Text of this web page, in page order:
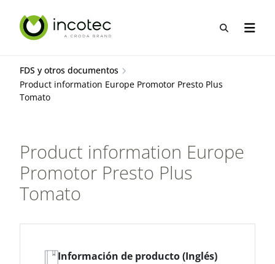
contenido
menú
Abrir
Abrir
FDS y otros documentos
Product information Europe Promotor Presto Plus
Tomato
Product information Europe
Promotor Presto Plus
Tomato
Información de producto (Inglés)